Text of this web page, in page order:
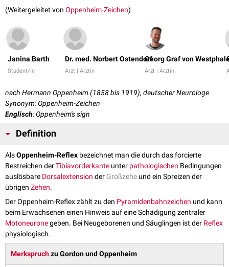
(Weitergeleitet von Oppenheim-Zeichen)
Janina Barth
Student/in
Dr. med. Norbert Ostendorf
Arzt | Ärztin
Georg Graf von
Arzt | Ärztin
nach Hermann Oppenheim (1858 bis 1919), deutscher Neurologe
Synonym: Oppenheim-Zeichen
Englisch: Oppenheim's sign
Definition
AlsOppenheim-Reflex bezeichnet man die durch das forcierte
Bestreichen derTibiavorderkante unter pathologischen Bedingungen
auslösbare Dorsalextension der Großzehe und ein Spreizen der
übrigen Zehen.
Der Oppenheim-Reflex zählt zu den Pyramidenbahnzeichen und kann
beim Erwachsenen einen Hinweis auf eine Schädigung zentraler
Motoneuronegeben. Bei Neugeborenen und Säuglingen ist der Reflex
physiologisch.
Merkspruchzu Gordon und Oppenheim